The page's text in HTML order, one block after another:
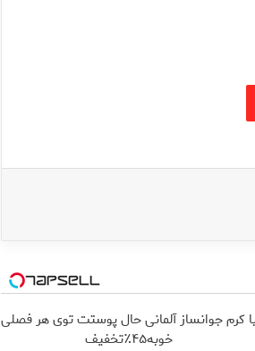
کرم جوانساز آلمانی حال پوستت توی هر فصلی
خوبه۴۵٪تخفیف